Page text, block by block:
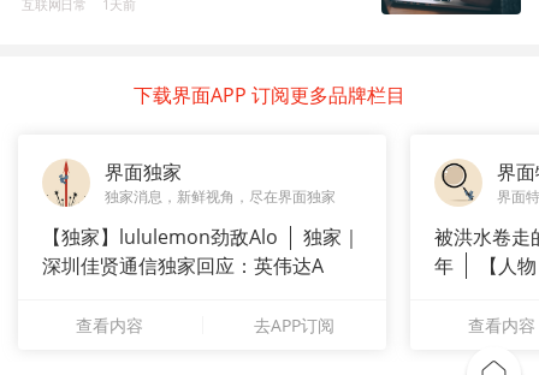
互联网日常 1天前
下载界面APP 订阅更多品牌栏目
界面独家
独家消息，新鲜视角，尽在界面独家
【独家】lululemon劲敌Alo
独家｜
深圳佳贤通信独家回应：英伟达A
查看内容 去APP订阅
界
界面
被洪水卷走
年
【人
查看内容